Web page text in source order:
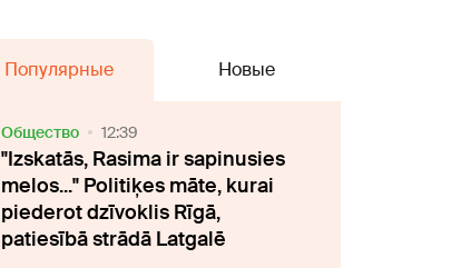
Популярные Новые
Oбщество 12:39
"Izskatās, Rasima ir sapinusies
melos..." Politiķes māte, kurai
piederot dzīvoklis Rīgā,
patiesībā strādā Latgalē